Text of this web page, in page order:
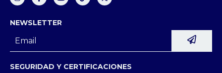
NEWSLETTER
SEGURIDAD Y CERTIFICACIONES